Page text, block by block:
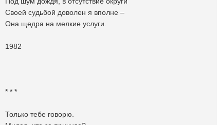
Своей судьбой доволен я вполне –
Она щедра на мелкие услуги.
1982
* * *
Только тебе говорю.